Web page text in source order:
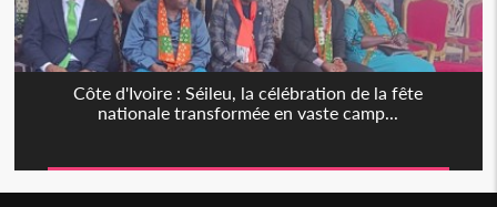
Côte d'Ivoire : Séileu, la célébration de la fête
nationale transformée en vaste camp...